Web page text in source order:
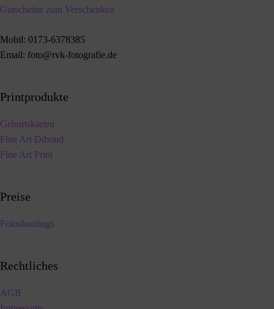
Gutscheine zum Verschenken
Mobil: 0173-6378385
Email: foto@rvk-fotografie.de
Printprodukte
Geburtskarten
Fine Art Dibond
Fine Art Print
Preise
Fotoshootings
Rechtliches
AGB